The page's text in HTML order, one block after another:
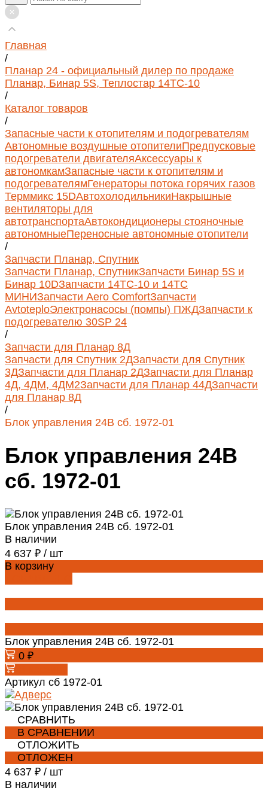
Главная
/
Планар 24 - официальный дилер по продаже
Планар, Бинар 5S, Теплостар 14ТС-10
/
Каталог товаров
/
Запасные части к отопителям и подогревателям
Автономные воздушные отопителиПредпусковые
подогреватели двигателяАксессуары к
автономкамЗапасные части к отопителям и
подогревателямГенераторы потока горячих газов
Терммикс 15DАвтохолодильникиНакрышные
вентиляторы для
автотранспортаАвтокондиционеры стояночные
автономныеПереносные автономные отопители
/
Запчасти Планар, Спутник
Запчасти Планар, СпутникЗапчасти Бинар 5S и
Бинар 10DЗапчасти 14ТС-10 и 14ТС
МИНИЗапчасти Aero ComfortЗапчасти
AvtoteploЭлектронасосы (помпы) ПЖДЗапчасти к
подогревателю 30SP 24
/
Запчасти для Планар 8Д
Запчасти для Спутник 2ДЗапчасти для Спутник
3ДЗапчасти для Планар 2ДЗапчасти для Планар
4Д, 4ДМ, 4ДМ2Запчасти для Планар 44ДЗапчасти
для Планар 8Д
/
Блок управления 24В сб. 1972-01
Блок управления 24В
сб. 1972-01
Блок управления 24В сб. 1972-01
В наличии
4 637 ₽ / шт
В корзину
Блок управления 24В сб. 1972-01
0 ₽
Артикул сб 1972-01
СРАВНИТЬ
В СРАВНЕНИИ
ОТЛОЖИТЬ
ОТЛОЖЕН
4 637 ₽ / шт
В наличии